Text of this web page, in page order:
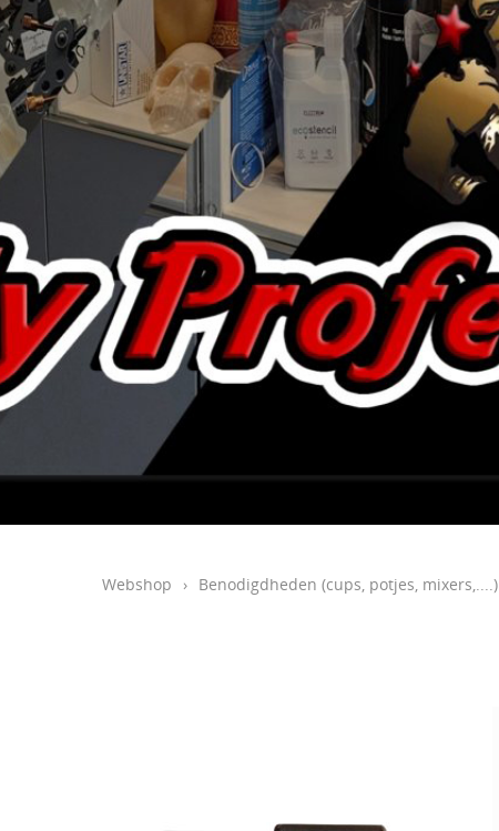
Webshop › Benodigdheden (cups, potjes, mixers,....)